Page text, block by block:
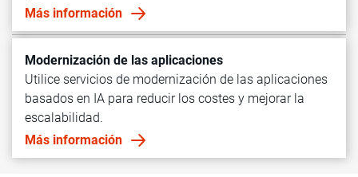
Más información
Modernización de las aplicaciones
Utilice servicios de modernización de las aplicaciones
basados en IA para reducir los costes y mejorar la
escalabilidad.
Más información